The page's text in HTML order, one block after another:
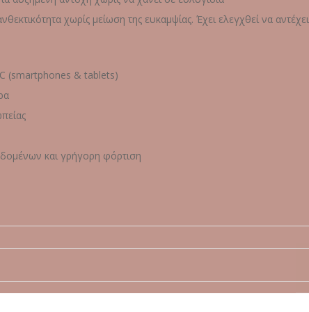
χωρίς μείωση της ευκαμψίας. Έχει ελεγχθεί να
(smartphones & tablets)
και γρήγορη φόρτιση